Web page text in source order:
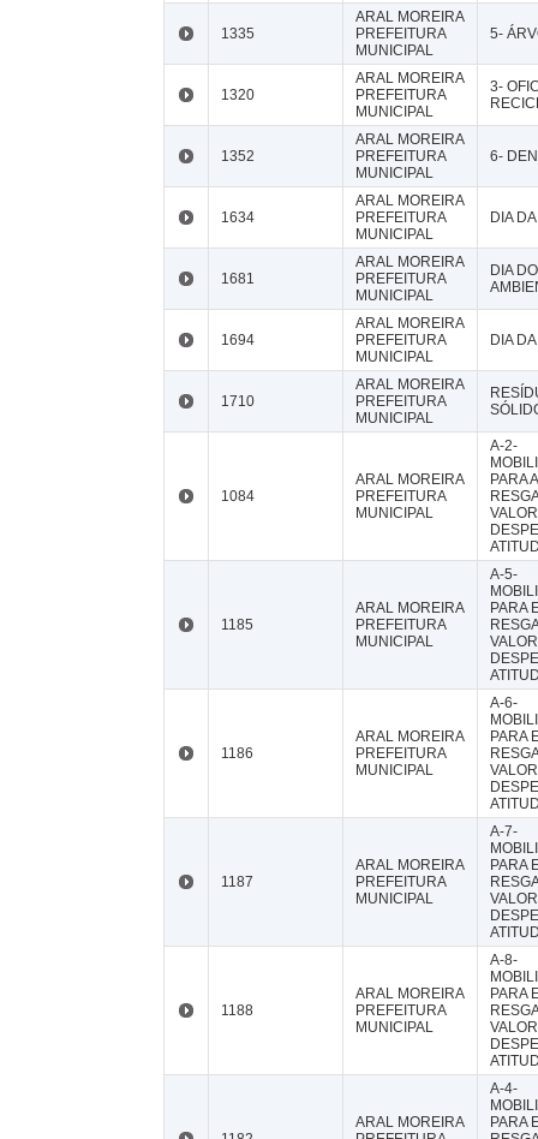
1335
ARAL MOREIRA
PREFEITURA
MUNICIPAL
5-
1320
ARAL MOREIRA
PREFEITURA
MUNICIPAL
3-
1352
ARAL MOREIRA
PREFEITURA
MUNICIPAL
6-
1634
ARAL MOREIRA
PREFEITURA
MUNICIPAL
DIA
1681
ARAL MOREIRA
PREFEITURA
MUNICIPAL
DIA
1694
ARAL MOREIRA
PREFEITURA
MUNICIPAL
DIA
1710
ARAL MOREIRA
PREFEITURA
MUNICIPAL
1084
ARAL MOREIRA
PREFEITURA
MUNICIPAL
A-2-
PARA
1185
ARAL MOREIRA
PREFEITURA
MUNICIPAL
A-5-
PARA
1186
ARAL MOREIRA
PREFEITURA
MUNICIPAL
A-6-
PARA
1187
ARAL MOREIRA
PREFEITURA
MUNICIPAL
A-7-
PARA
1188
ARAL MOREIRA
PREFEITURA
MUNICIPAL
A-8-
PARA
ARAL MOREIRA
A-4-
PARA